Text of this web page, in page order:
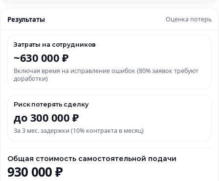
Результаты Оценка потерь
Затраты на сотрудников
~630 000 ₽
Включая время на исправление ошибок (80% заявок требуют
доработки)
Риск потерять сделку
до 300 000 ₽
За 3 мес. задержки (10% контракта в месяц)
Общая стоимость самостоятельной подачи
930 000 ₽